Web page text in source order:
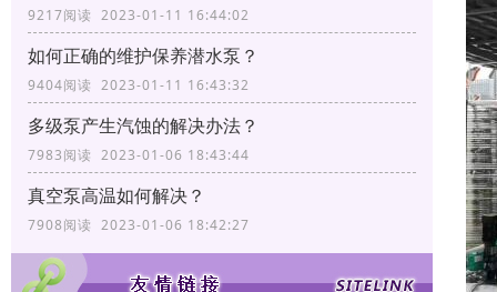
9217阅读 2023-01-11 16:44:02
如何正确的维护保养潜水泵？
9404阅读 2023-01-11 16:43:32
多级泵产生汽蚀的解决办法？
7983阅读 2023-01-06 18:43:44
真空泵高温如何解决？
7908阅读 2023-01-06 18:42:27